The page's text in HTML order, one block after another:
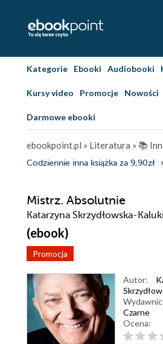
Kategorie Ebooki Audiobooki
Kursy video Promocje Nowości
Darmowe ebooki
ebookpoint.pl » Literatura » 📚
Codziennie inna książka za 9,90zł
Mistrz. Absolutnie
Katarzyna Skrzydłowska-
(ebook)
Promocja
Autor:
Czarne
Ocena: